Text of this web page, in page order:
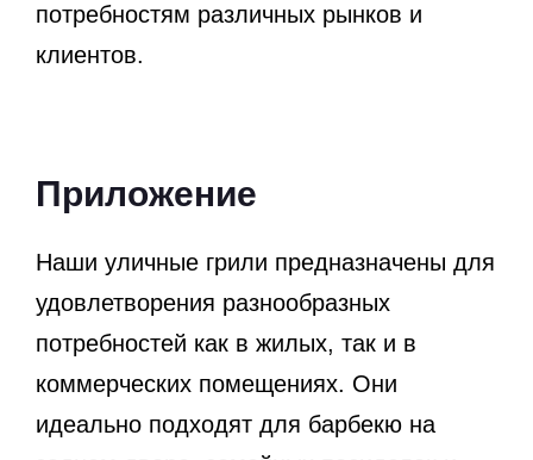
потребностям различных рынков и
клиентов.
Приложение
Наши уличные грили предназначены для
удовлетворения разнообразных
потребностей как в жилых, так и в
коммерческих помещениях. Они
идеально подходят для барбекю на